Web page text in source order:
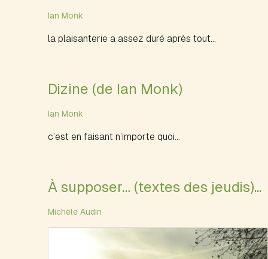
Ian Monk
la plaisanterie a assez duré après tout...
Dizine (de Ian Monk)
Ian Monk
c’est en faisant n’importe quoi...
À supposer… (textes des jeudis)...
Michèle Audin